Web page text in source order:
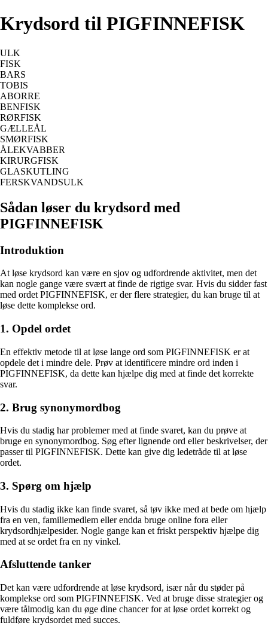
Krydsord til PIGFINNEFISK
ULK
FISK
BARS
TOBIS
ABORRE
BENFISK
RØRFISK
GÆLLEÅL
SMØRFISK
ÅLEKVABBER
KIRURGFISK
GLASKUTLING
FERSKVANDSULK
Sådan løser du krydsord med
PIGFINNEFISK
Introduktion
At løse krydsord kan være en sjov og udfordrende aktivitet, men det
kan nogle gange være svært at finde de rigtige svar. Hvis du sidder fast
med ordet PIGFINNEFISK, er der flere strategier, du kan bruge til at
løse dette komplekse ord.
1. Opdel ordet
En effektiv metode til at løse lange ord som PIGFINNEFISK er at
opdele det i mindre dele. Prøv at identificere mindre ord inden i
PIGFINNEFISK, da dette kan hjælpe dig med at finde det korrekte
svar.
2. Brug synonymordbog
Hvis du stadig har problemer med at finde svaret, kan du prøve at
bruge en synonymordbog. Søg efter lignende ord eller beskrivelser, der
passer til PIGFINNEFISK. Dette kan give dig ledetråde til at løse
ordet.
3. Spørg om hjælp
Hvis du stadig ikke kan finde svaret, så tøv ikke med at bede om hjælp
fra en ven, familiemedlem eller endda bruge online fora eller
krydsordhjælpesider. Nogle gange kan et friskt perspektiv hjælpe dig
med at se ordet fra en ny vinkel.
Afsluttende tanker
Det kan være udfordrende at løse krydsord, især når du støder på
komplekse ord som PIGFINNEFISK. Ved at bruge disse strategier og
være tålmodig kan du øge dine chancer for at løse ordet korrekt og
fuldføre krydsordet med succes.